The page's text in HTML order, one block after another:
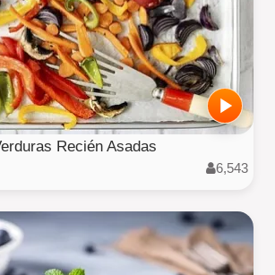
Recién Asadas
6,543